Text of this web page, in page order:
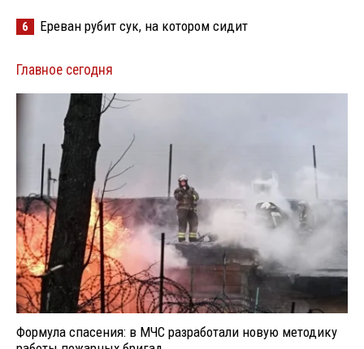
6 Ереван рубит сук, на котором сидит
Главное сегодня
Формула спасения: в МЧС разработали новую методику